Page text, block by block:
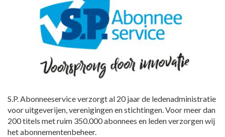
S.P. Abonneeservice verzorgt al 20 jaar de ledenadministratie
voor uitgeverijen, verenigingen en stichtingen. Voor meer dan
200 titels met ruim 350.000 abonnees en leden verzorgen wij
het abonnementenbeheer.